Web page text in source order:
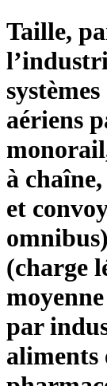
Taille,
aériens
à
et
(charge
par
aliments